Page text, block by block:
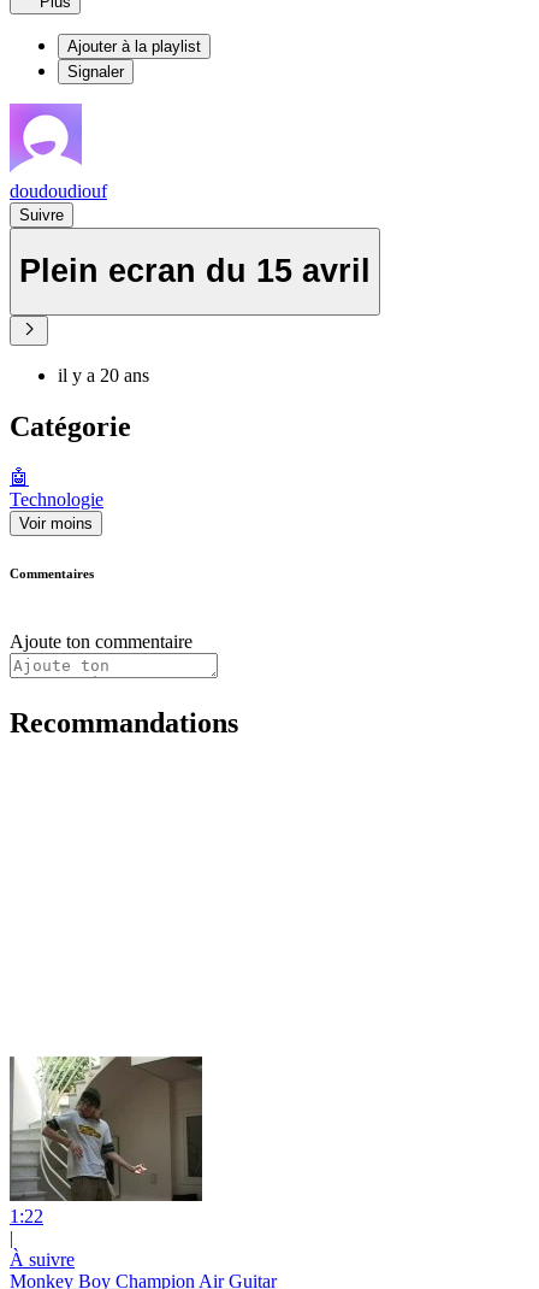
Ajouter à la playlist
Signaler
doudoudiouf
Suivre
Plein ecran du 15 avril
il y a 20 ans
Catégorie
🤖
Technologie
Voir moins
Commentaires
Ajoute ton commentaire
Recommandations
1:22
|
À suivre
Monkey Boy Champion Air Guitar